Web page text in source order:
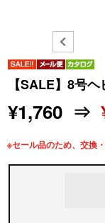
【SALE】8号
¥1,760 ⇒
※セール品のため、交換